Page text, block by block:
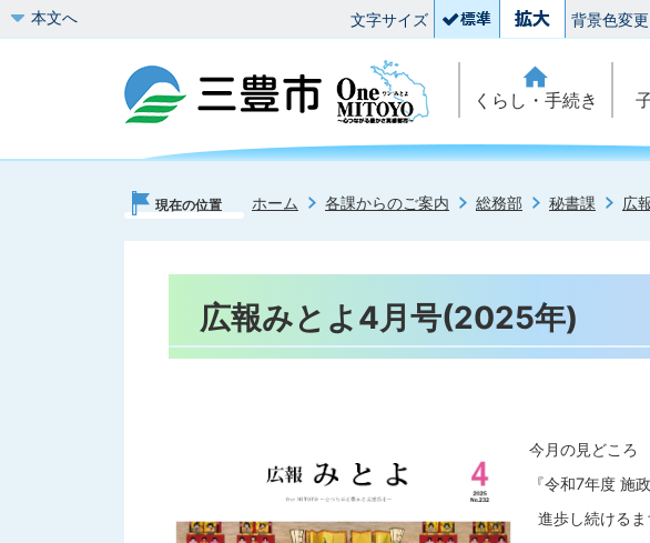
本文へ 文字サイズ 背景色変更
くらし・手続き
現在の位置 ホーム 各課からのご案内 総務部 秘書課 広
広報みとよ4月号(2025年)
今月の見どころ
『令和7年度 施
進歩し続けるま